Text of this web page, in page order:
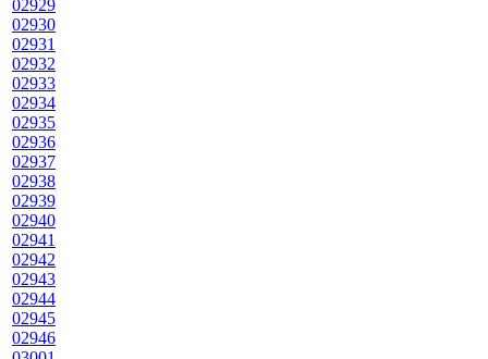
02929
02930
02931
02932
02933
02934
02935
02936
02937
02938
02939
02940
02941
02942
02943
02944
02945
02946